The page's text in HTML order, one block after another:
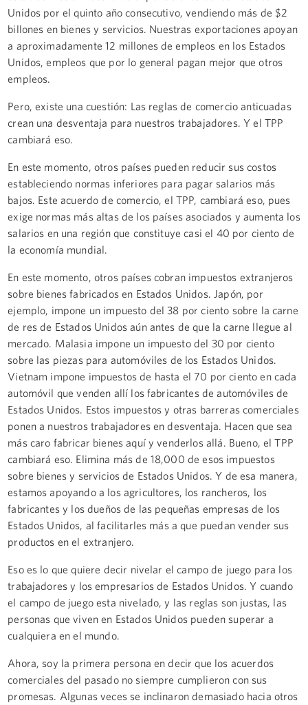
Unidos por el quinto año consecutivo, vendiendo más de $2
billones en bienes y servicios. Nuestras exportaciones apoyan
a aproximadamente 12 millones de empleos en los Estados
Unidos, empleos que por lo general pagan mejor que otros
empleos.
Pero, existe una cuestión: Las reglas de comercio anticuadas
crean una desventaja para nuestros trabajadores. Y el TPP
cambiará eso.
En este momento, otros países pueden reducir sus costos
estableciendo normas inferiores para pagar salarios más
bajos. Este acuerdo de comercio, el TPP, cambiará eso, pues
exige normas más altas de los países asociados y aumenta los
salarios en una región que constituye casi el 40 por ciento de
la economía mundial.
En este momento, otros países cobran impuestos extranjeros
sobre bienes fabricados en Estados Unidos. Japón, por
ejemplo, impone un impuesto del 38 por ciento sobre la carne
de res de Estados Unidos aún antes de que la carne llegue al
mercado. Malasia impone un impuesto del 30 por ciento
sobre las piezas para automóviles de los Estados Unidos.
Vietnam impone impuestos de hasta el 70 por ciento en cada
automóvil que venden allí los fabricantes de automóviles de
Estados Unidos. Estos impuestos y otras barreras comerciales
ponen a nuestros trabajadores en desventaja. Hacen que sea
más caro fabricar bienes aquí y venderlos allá. Bueno, el TPP
cambiará eso. Elimina más de 18,000 de esos impuestos
sobre bienes y servicios de Estados Unidos. Y de esa manera,
estamos apoyando a los agricultores, los rancheros, los
fabricantes y los dueños de las pequeñas empresas de los
Estados Unidos, al facilitarles más a que puedan vender sus
productos en el extranjero.
Eso es lo que quiere decir nivelar el campo de juego para los
trabajadores y los empresarios de Estados Unidos. Y cuando
el campo de juego esta nivelado, y las reglas son justas, las
personas que viven en Estados Unidos pueden superar a
cualquiera en el mundo.
Ahora, soy la primera persona en decir que los acuerdos
comerciales del pasado no siempre cumplieron con sus
promesas. Algunas veces se inclinaron demasiado hacia otros